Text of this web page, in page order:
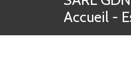
Accueil -